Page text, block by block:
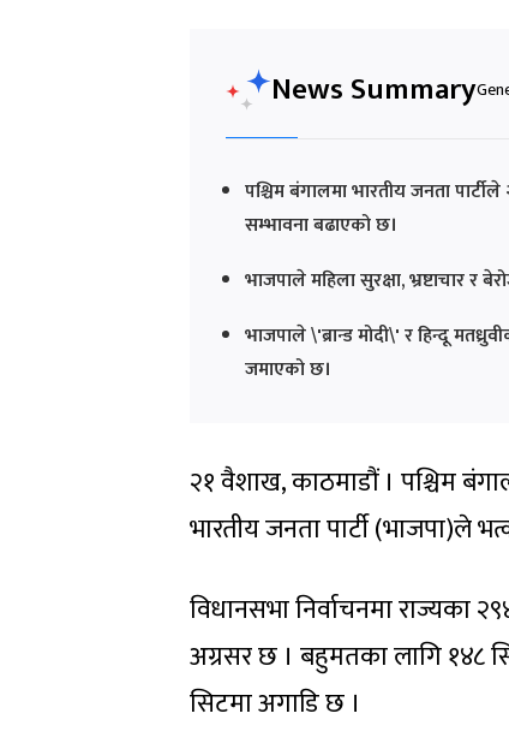
News Summary
पश्चिम बंगालमा भारतीय जनता
सम्भावना बढाएको छ।
भाजपाले महिला सुरक्षा, भ्रष्टाचार र
भाजपाले \'ब्रान्ड मोदी\' र हिन्दू
जमाएको छ।
२१ वैशाख, काठमाडौं । पश्चिम
भारतीय जनता पार्टी (भाजपा)ले
विधानसभा निर्वाचनमा राज्यका
अग्रसर छ । बहुमतका लागि १४८
सिटमा अगाडि छ ।